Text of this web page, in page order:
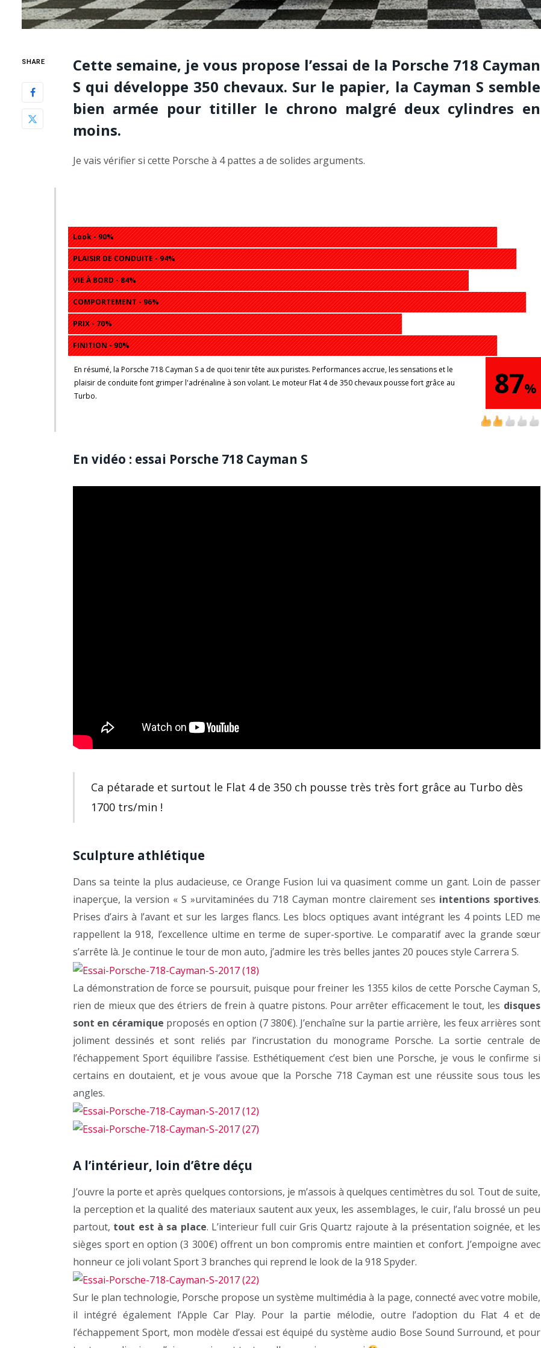
SHARE
Cette semaine, je vous propose l’essai de la Porsche 718 Cayman
S qui développe 350 chevaux. Sur le papier, la Cayman S semble
bien armée pour titiller le chrono malgré deux cylindres en
moins.
Je vais vérifier si cette Porsche à 4 pattes a de solides arguments.
Look - 90%
PLAISIR DE CONDUITE - 94%
VIE À BORD - 84%
COMPORTEMENT - 96%
PRIX - 70%
FINITION - 90%
87%
En résumé, la Porsche 718 Cayman S a de quoi tenir tête aux puristes. Performances accrue, les sensations et le
plaisir de conduite font grimper l'adrénaline à son volant. Le moteur Flat 4 de 350 chevaux pousse fort grâce au
Turbo.
En vidéo : essai Porsche 718 Cayman S
Ca pétarade et surtout le Flat 4 de 350 ch pousse très très fort grâce au Turbo dès
1700 trs/min !
Sculpture athlétique
Dans sa teinte la plus audacieuse, ce Orange Fusion lui va quasiment comme un gant. Loin de passer
inaperçue, la version « S »urvitaminées du 718 Cayman montre clairement ses intentions sportives.
Prises d’airs à l’avant et sur les larges flancs. Les blocs optiques avant intégrant les 4 points LED me
rappellent la 918, l’excellence ultime en terme de super-sportive. Le comparatif avec la grande sœur
s’arrête là. Je continue le tour de mon auto, j’admire les très belles jantes 20 pouces style Carrera S.
La démonstration de force se poursuit, puisque pour freiner les 1355 kilos de cette Porsche Cayman S,
rien de mieux que des étriers de frein à quatre pistons. Pour arrêter efficacement le tout, les disques
sont en céramique proposés en option (7 380€). J’enchaîne sur la partie arrière, les feux arrières sont
joliment dessinés et sont reliés par l’incrustation du monograme Porsche. La sortie centrale de
l’échappement Sport équilibre l’assise. Esthétiquement c’est bien une Porsche, je vous le confirme si
certains en doutaient, et je vous avoue que la Porsche 718 Cayman est une réussite sous tous les
angles.
A l’intérieur, loin d’être déçu
J’ouvre la porte et après quelques contorsions, je m’assois à quelques centimètres du sol. Tout de suite,
la perception et la qualité des materiaux sautent aux yeux, les assemblages, le cuir, l’alu brossé un peu
partout, tout est à sa place. L’interieur full cuir Gris Quartz rajoute à la présentation soignée, et les
sièges sport en option (3 300€) offrent un bon compromis entre maintien et confort. J’empoigne avec
honneur ce joli volant Sport 3 branches qui reprend le look de la 918 Spyder.
Sur le plan technologie, Porsche propose un système multimédia à la page, connecté avec votre mobile,
il intégré également l’Apple Car Play. Pour la partie mélodie, outre l’adoption du Flat 4 et de
l’échappement Sport, mon modèle d’essai est équipé du système audio Bose Sound Surround, et pour